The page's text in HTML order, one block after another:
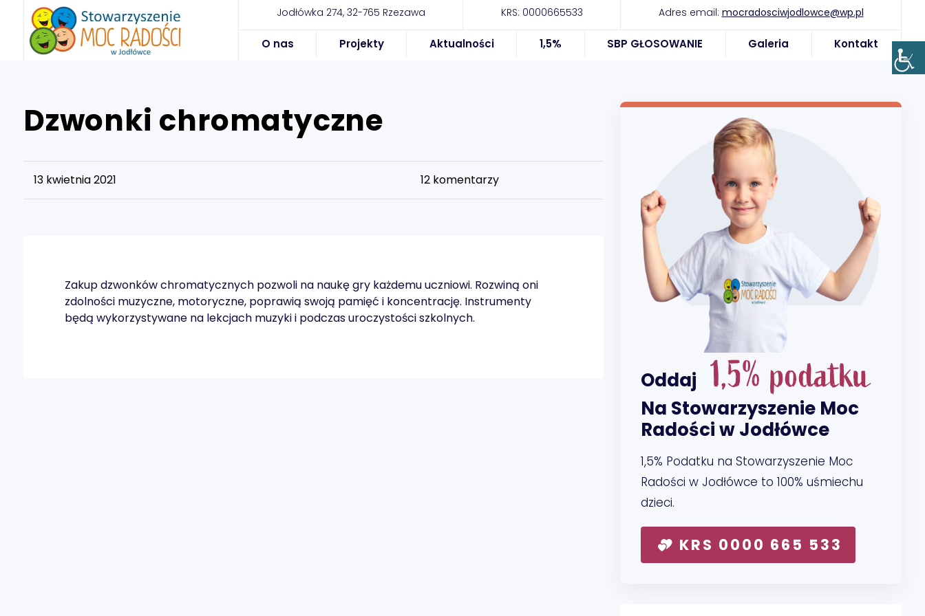
Jodłówka 274, 32-765 Rzezawa KRS: 0000665533 Adres email: mocradosciwjodlowce@wp.pl
O nas Projekty Aktualności 1,5% SBP GŁOSOWANIE Galeria Kontakt
Dzwonki chromatyczne
13 kwietnia 2021 12komentarzy
Zakup dzwonków chromatycznych pozwoli na naukę gry każdemu uczniowi. Rozwiną oni
zdolności muzyczne, motoryczne, poprawią swoją pamięć i koncentrację. Instrumenty
będą wykorzystywane na lekcjach muzyki i podczas uroczystości szkolnych.
Oddaj 1,5% podatku
Na Stowarzyszenie Moc
Radości w Jodłówce
1,5% Podatku na Stowarzyszenie Moc
Radości w Jodłówce to 100% uśmiechu
dzieci.
KRS 0000 665 533